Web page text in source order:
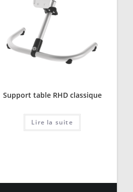
Support table RHD classique
Lire la suite